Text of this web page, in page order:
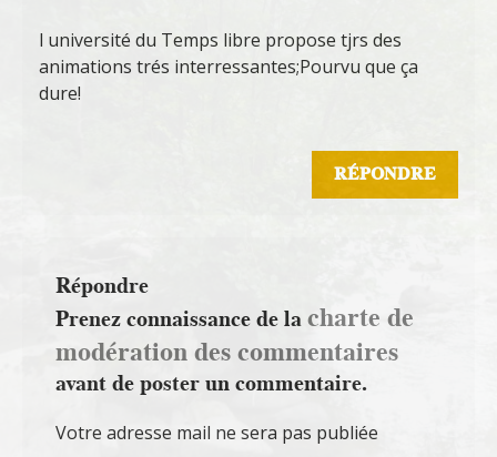
l université du Temps libre propose tjrs des
animations trés interressantes;Pourvu que ça
dure!
RÉPONDRE
Répondre
Prenez connaissance de lacharte de
modération des commentaires
avant de poster un commentaire.
Votre adresse mail ne sera pas publiée